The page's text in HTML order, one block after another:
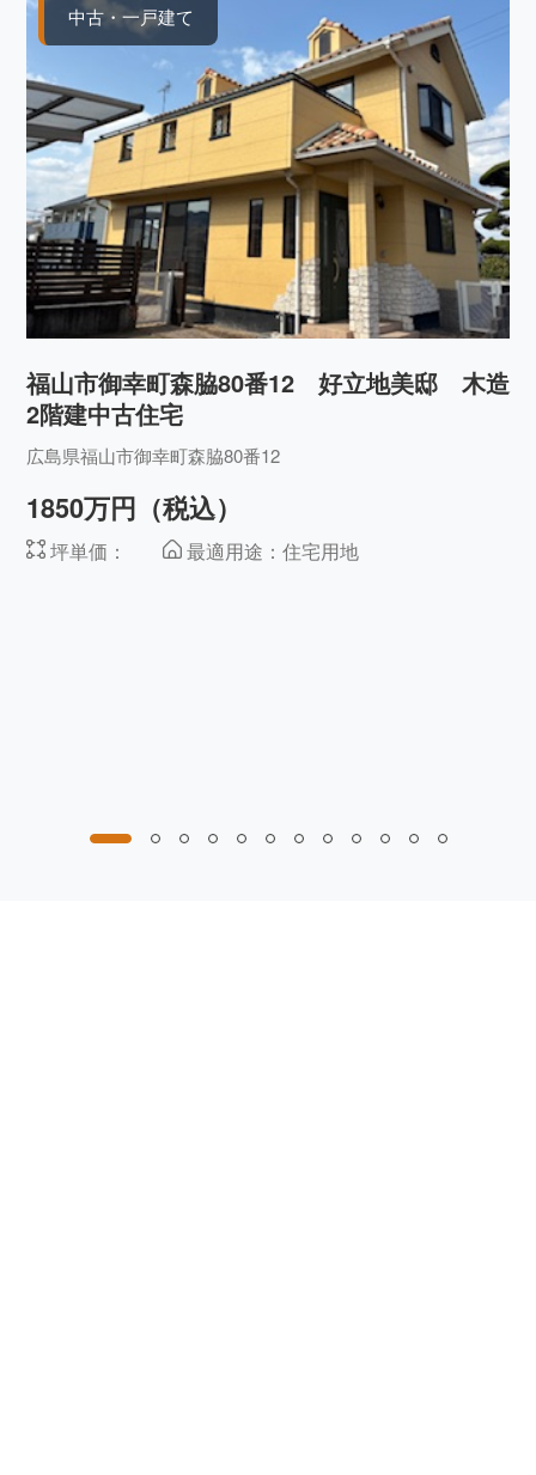
中古・一戸建て
福山市御幸町森脇80番12 好立地美邸 木造
2階建中古住宅
広島県福山市御幸町森脇80番12
1850万円（税込）
坪単価： 最適用途：住宅用地